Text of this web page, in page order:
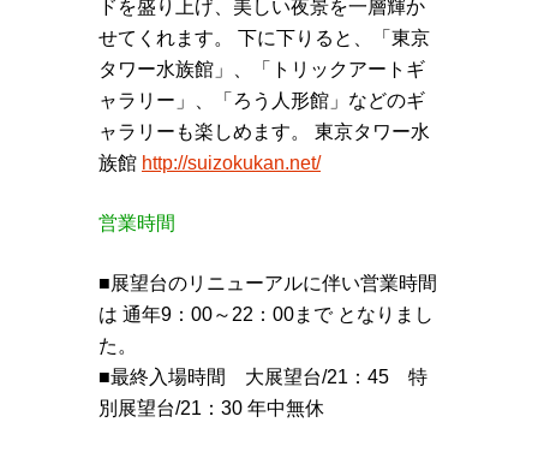
ドを盛り上げ、美しい夜景を一層輝か
せてくれます。 下に下りると、「東京
タワー水族館」、「トリックアートギ
ャラリー」、「ろう人形館」などのギ
ャラリーも楽しめます。 東京タワー水
族館 http://suizokukan.net/
営業時間
■展望台のリニューアルに伴い営業時間
は 通年9：00～22：00まで となりまし
た。
■最終入場時間 大展望台/21：45 特
別展望台/21：30 年中無休